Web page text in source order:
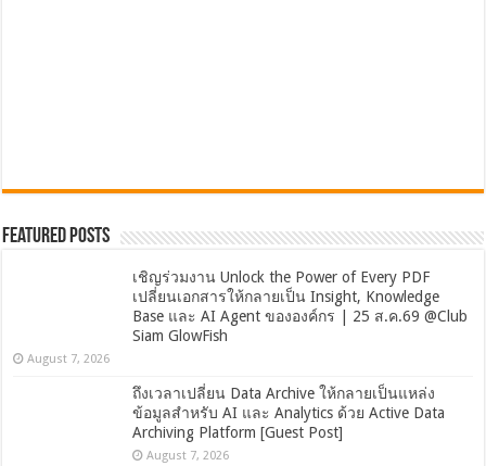
Featured Posts
เชิญร่วมงาน Unlock the Power of Every PDF
เปลี่ยนเอกสารให้กลายเป็น Insight, Knowledge
Base และ AI Agent ขององค์กร | 25 ส.ค.69 @Club
Siam GlowFish
August 7, 2026
ถึงเวลาเปลี่ยน Data Archive ให้กลายเป็นแหล่ง
ข้อมูลสำหรับ AI และ Analytics ด้วย Active Data
Archiving Platform [Guest Post]
August 7, 2026